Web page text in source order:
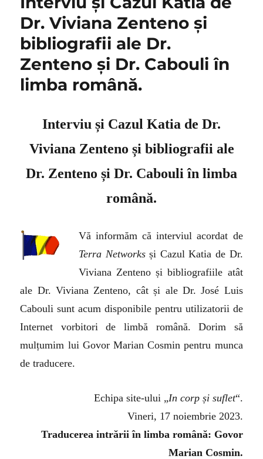
Dr. Viviana Zenteno și
bibliografii ale Dr.
Zenteno și Dr. Cabouli în
limba română.
Interviu și Cazul Katia de Dr.
Viviana Zenteno și bibliografii ale
Dr. Zenteno și Dr. Cabouli în limba
română.
Vă informăm că interviul acordat de
Terra Networksși Cazul Katia de Dr.
Viviana Zenteno și bibliografiile atât
ale Dr. Viviana Zenteno, cât și ale Dr. José Luis
Cabouli sunt acum disponibile pentru utilizatorii de
Internet vorbitori de limbă română. Dorim să
mulțumim lui Govor Marian Cosmin pentru munca
de traducere.
Echipa site-ului „In corp și suflet“.
Vineri, 17 noiembrie 2023.
Traducerea intrării în limba română: Govor
Marian Cosmin.